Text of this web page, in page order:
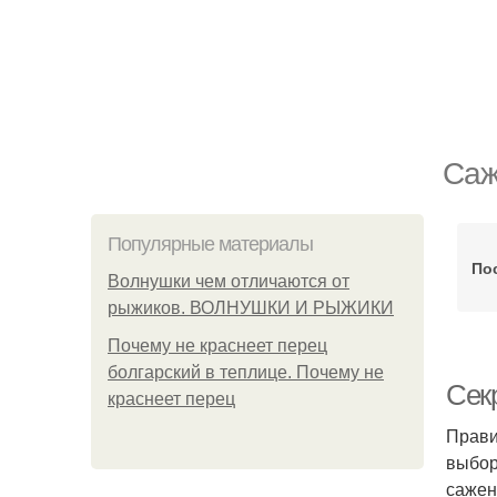
Популярные материалы
Волнушки чем отличаются от
рыжиков. ВОЛНУШКИ И РЫЖИКИ
Почему не краснеет перец
болгарский в теплице. Почему не
краснеет перец